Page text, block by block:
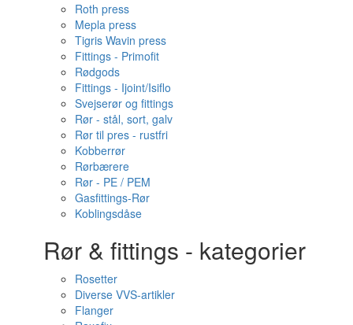
Roth press
Mepla press
Tigris Wavin press
Fittings - Primofit
Rødgods
Fittings - Ijoint/Isiflo
Svejserør og fittings
Rør - stål, sort, galv
Rør til pres - rustfri
Kobberrør
Rørbærere
Rør - PE / PEM
Gasfittings-Rør
Koblingsdåse
Rør & fittings - kategorier
Rosetter
Diverse VVS-artikler
Flanger